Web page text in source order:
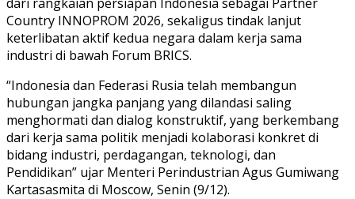
Country INNOPROM 2026, sekaligus tindak lanjut
keterlibatan aktif kedua negara dalam kerja sama
industri di bawah Forum BRICS.
“Indonesia dan Federasi Rusia telah membangun
hubungan jangka panjang yang dilandasi saling
menghormati dan dialog konstruktif, yang berkembang
dari kerja sama politik menjadi kolaborasi konkret di
bidang industri, perdagangan, teknologi, dan
Pendidikan” ujar Menteri Perindustrian Agus Gumiwang
Kartasasmita di Moscow, Senin (9/12).